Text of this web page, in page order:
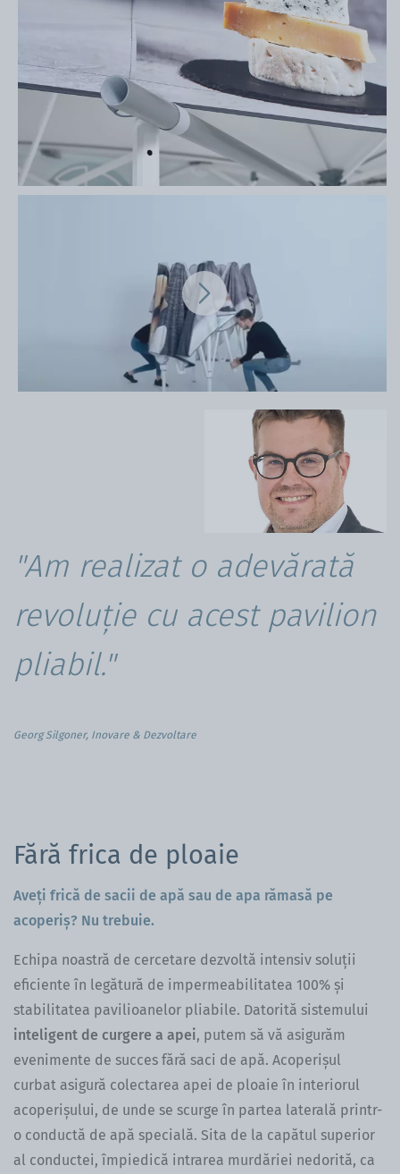
"Am realizat o adevărată
revoluție cu acest pavilion
pliabil."
Georg Silgoner, Inovare & Dezvoltare
Fără frica de ploaie
Aveți frică de sacii de apă sau de apa rămasă pe
acoperiș? Nu trebuie.
Echipa noastră de cercetare dezvoltă intensiv soluții
eficiente în legătură de impermeabilitatea 100% și
stabilitatea pavilioanelor pliabile. Datorită sistemului
inteligent de curgere a apei, putem să vă asigurăm
evenimente de succes fără saci de apă. Acoperișul
curbat asigură colectarea apei de ploaie în interiorul
acoperișului, de unde se scurge în partea laterală printr-
o conductă de apă specială. Sita de la capătul superior
al conductei, împiedică intrarea murdăriei nedorită, ca